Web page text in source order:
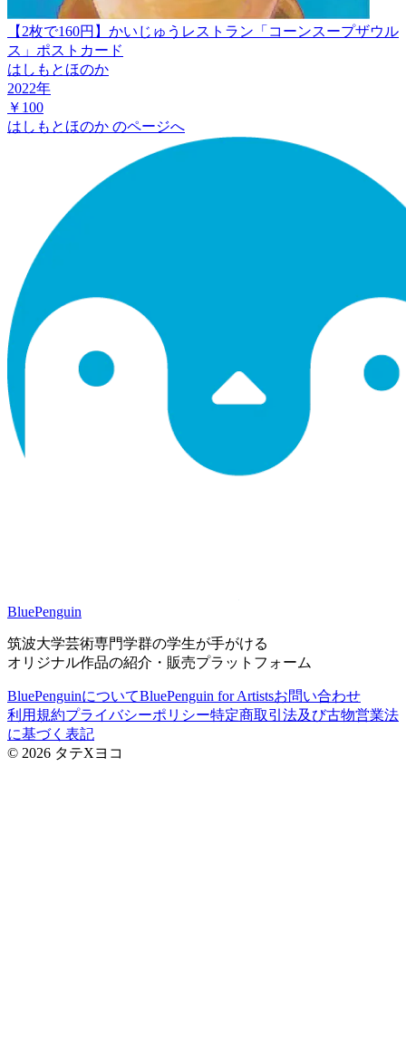
【2枚で160円】かいじゅうレストラン「コーンスープザウル
ス」ポストカード
はしもとほのか
2022年
￥100
はしもとほのか のページへ
BluePenguin
筑波大学芸術専門学群の学生が手がける
オリジナル作品の紹介・販売プラットフォーム
BluePenguinについてBluePenguin for Artistsお問い合わせ
利用規約プライバシーポリシー特定商取引法及び古物営業法
に基づく表記
© 2026 タテXヨコ